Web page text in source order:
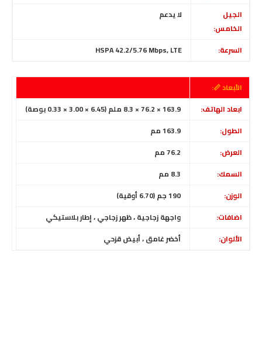
الجيل
الخامس:
لايدعم
السرعة:
الأبعاد 📏:
ابعاد الهاتف:
163.9 × 76.2 × 8.3 ملم (6.45 × 3.00 × 0.33 بوصة)
الطول:
العرض:
76.2 مم
السمك:
8.3 مم
الوزن:
190 جم (6.70 أوقية)
اضافات:
واجهة زجاجية ، ظهر زجاجي ، إطار بلاستيكي
الألوان:
أخضر غامق ، أبيض قزحي